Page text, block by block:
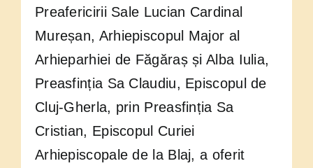
Preafericirii Sale Lucian Cardinal
Mureșan, Arhiepiscopul Major al
Arhieparhiei de Făgăraș și Alba Iulia,
Preasfinția Sa Claudiu, Episcopul de
Cluj-Gherla, prin Preasfinția Sa
Cristian, Episcopul Curiei
Arhiepiscopale de la Blaj, a oferit